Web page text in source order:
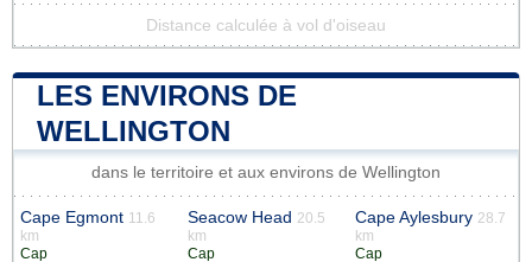
Distance calculée à vol d'oiseau
LES ENVIRONS DE
WELLINGTON
dans le territoire et aux environs de Wellington
Cape Egmont 11.6
km
Cap
Seacow Head 20.5
km
Cap
Cape Aylesbury 28.7
km
Cap